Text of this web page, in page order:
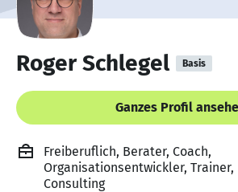
Roger Schlegel Basis
Ganzes Profil
Freiberuflich, Berater, Coach,
Organisationsentwickler, Trainer,
Consulting